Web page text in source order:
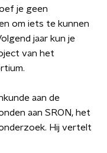
je geen
om iets te kunnen
jaar kun je
van het
aan de
aan SRON, het
Hij vertelt